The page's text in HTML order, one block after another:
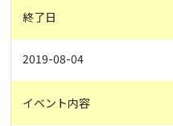
終了日
2019-08-04
イベント内容